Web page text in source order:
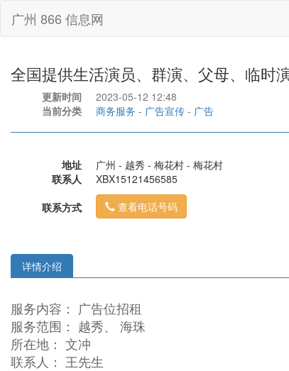
广州 866 信息网
全国提供生活演员、群演、父母、临时
更新时间
2023-05-12 12:48
当前分类
商务服务 - 广告宣传 - 广告
地址
广州 - 越秀 - 梅花村 - 梅花村
联系人
XBX15121456585
联系方式
查看电话号码
详情介绍
服务内容： 广告位招租
服务范围： 越秀、 海珠
所在地： 文冲
联系人： 王先生